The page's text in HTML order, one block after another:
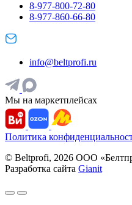
8-977-800-72-80
8-977-860-66-80
info@beltprofi.ru
Мы на маркетплейсах
Политика
© Beltprofi, 2026 ООО
Разработка сайта Gianit